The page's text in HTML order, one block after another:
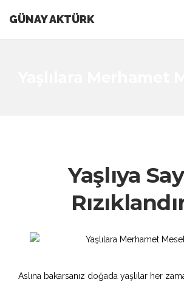
GÜNAY AKTÜRK
Yaşlıya
Aslına bakarsanız doğada yaşlılar her